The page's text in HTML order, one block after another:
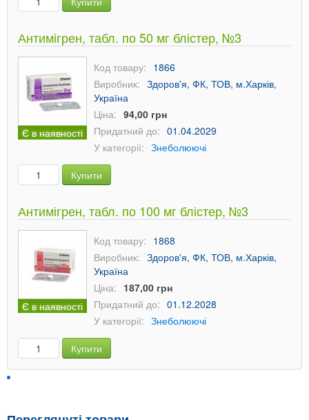
Антимігрен, табл. по 50 мг блістер, №3
Є в наявності
Код товару: 1866
Виробник: Здоров'я, ФК, ТОВ, м.Харків,
Україна
Ціна: 94,00 грн
Придатний до: 01.04.2029
У категорії: Знеболюючі
Купити
Антимігрен, табл. по 100 мг блістер, №3
Є в наявності
Код товару: 1868
Виробник: Здоров'я, ФК, ТОВ, м.Харків,
Україна
Ціна: 187,00 грн
Придатний до: 01.12.2028
У категорії: Знеболюючі
Купити